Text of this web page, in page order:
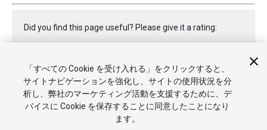
Did you find this page useful? Please give it a rating:
Report a problem on this page
「すべての Cookie を受け入れる」をクリックすると、
サイトナビゲーションを強化し、サイトの使用状況を分
析し、弊社のマーケティング活動を支援するために、デ
バイスに Cookie を保存することに同意したことになり
ます。